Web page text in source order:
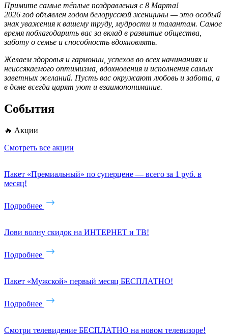
Примите самые тёплые поздравления с 8 Марта!
2026 год объявлен годом белорусской женщины — это особый
знак уважения к вашему труду, мудрости и талантам. Самое
время поблагодарить вас за вклад в развитие общества,
заботу о семье и способность вдохновлять.
Желаем здоровья и гармонии, успехов во всех начинаниях и
неиссякаемого оптимизма, вдохновения и исполнения самых
заветных желаний. Пусть вас окружают любовь и забота, а
в доме всегда царят уют и взаимопонимание.
События
🔥 Акции
Смотреть все акции
Пакет «Премиальный» по суперцене — всего за 1 руб. в
месяц!
Подробнее
Лови волну скидок на ИНТЕРНЕТ и ТВ!
Подробнее
Пакет «Мужской» первый месяц БЕСПЛАТНО!
Подробнее
Смотри телевидение БЕСПЛАТНО на новом телевизоре!